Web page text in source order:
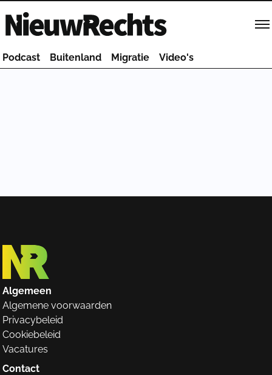
Homepage van NieuwRechts
Podcast Buitenland Migratie Video's
Algemeen
Algemene voorwaarden
Privacybeleid
Cookiebeleid
Vacatures
Contact